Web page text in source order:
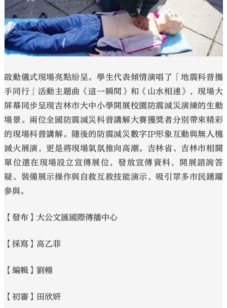
啟動儀式現場亮點紛呈。學生代表傾情演唱了「地震科普攜
手同行」活動主題曲《這一瞬間》和《山水相連》，現場大
屏幕同步呈現吉林市大中小學開展校園防震減災演練的生動
場景。兩位全國防震減災科普講解大賽獲獎者分別帶來精彩
的現場科普講解。隨後的防震減災數字IP形象互動與無人機
滅火展演，更是將現場氣氛推向高潮。吉林省、吉林市相關
單位還在現場設立宣傳展位，發放宣傳資料，開展諮詢答
疑、裝備展示操作與自救互救技能演示，吸引眾多市民踴躍
參與。
【發布】大公文匯國際傳播中心
【採寫】高乙菲
【編輯】劉暢
【初審】田欣妍